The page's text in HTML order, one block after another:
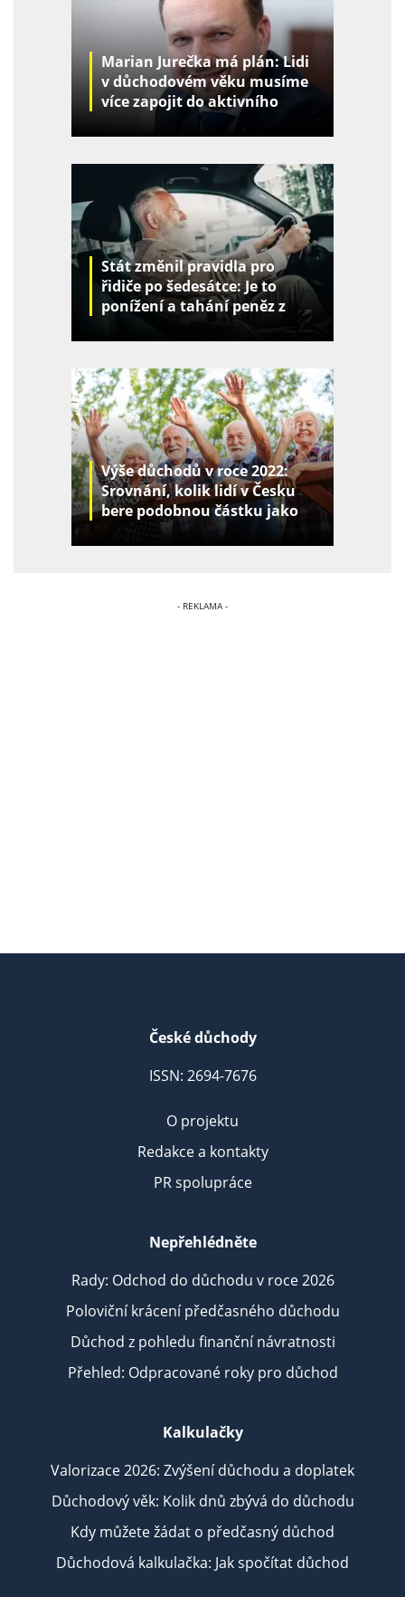
Marian Jurečka má plán: Lidi
v důchodovém věku musíme
více zapojit do aktivního
Stát změnil pravidla pro
řidiče po šedesátce: Je to
ponížení a tahání peněz z
Výše důchodů v roce 2022:
Srovnání, kolik lidí v Česku
bere podobnou částku jako
České důchody
ISSN: 2694-7676
O projektu
Redakce a kontakty
PR spolupráce
Nepřehlédněte
Rady: Odchod do důchodu v roce 2026
Poloviční krácení předčasného důchodu
Důchod z pohledu finanční návratnosti
Přehled: Odpracované roky pro důchod
Kalkulačky
Valorizace 2026: Zvýšení důchodu a doplatek
Důchodový věk: Kolik dnů zbývá do důchodu
Kdy můžete žádat o předčasný důchod
Důchodová kalkulačka: Jak spočítat důchod